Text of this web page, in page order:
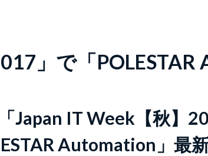
ースと利用方法
ツールとの連携（監視や
」で「
Japan IT Week【秋】
Automation」最